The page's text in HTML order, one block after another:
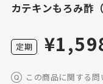
カテキンもろみ酢
定期
この商品に関する問